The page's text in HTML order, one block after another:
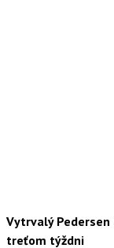
Vytrvalý Pedersen
treťom týždni